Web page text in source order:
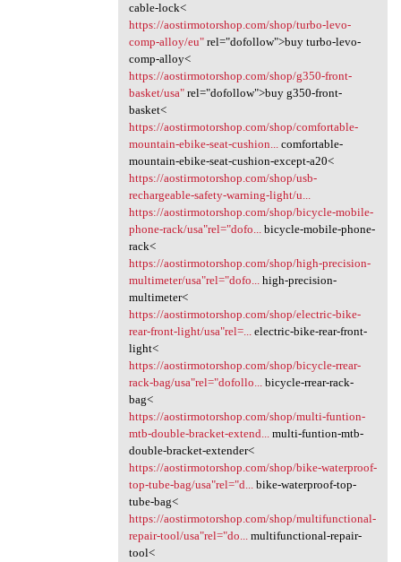
cable-lock<
https://aostirmotorshop.com/shop/turbo-levo-
comp-alloy/eu"rel="dofollow">buy turbo-levo-
comp-alloy<
https://aostirmotorshop.com/shop/g350-front-
basket/usa"rel="dofollow">buy g350-front-
basket<
https://aostirmotorshop.com/shop/comfortable-
mountain-ebike-seat-cushion...comfortable-
mountain-ebike-seat-cushion-except-a20<
https://aostirmotorshop.com/shop/usb-
rechargeable-safety-warning-light/u...
https://aostirmotorshop.com/shop/bicycle-mobile-
phone-rack/usa"rel="dofo...bicycle-mobile-phone-
rack<
https://aostirmotorshop.com/shop/high-precision-
multimeter/usa"rel="dofo...high-precision-
multimeter<
https://aostirmotorshop.com/shop/electric-bike-
rear-front-light/usa"rel=...electric-bike-rear-front-
light<
https://aostirmotorshop.com/shop/bicycle-rrear-
rack-bag/usa"rel="dofollo...bicycle-rrear-rack-
bag<
https://aostirmotorshop.com/shop/multi-funtion-
mtb-double-bracket-extend...multi-funtion-mtb-
double-bracket-extender<
https://aostirmotorshop.com/shop/bike-waterproof-
top-tube-bag/usa"rel="d...bike-waterproof-top-
tube-bag<
https://aostirmotorshop.com/shop/multifunctional-
repair-tool/usa"rel="do...multifunctional-repair-
tool<